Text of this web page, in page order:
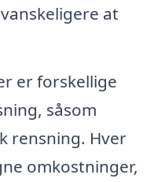
at
er forskellige
såsom
rensning. Hver
omkostninger,